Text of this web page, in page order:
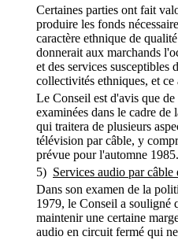
Certaines parties ont fait
produire les fonds
caractère ethnique de
donnerait aux marchands
et des services susceptibles
collectivités ethniques, et
Le Conseil est d'avis que
examinées dans le cadre
qui traitera de plusieurs
télévision par câble, y
prévue pour l'automne 1985.
5) Services audio par
Dans son examen de la
1979, le Conseil a souligné
maintenir une certaine
audio en circuit fermé qui